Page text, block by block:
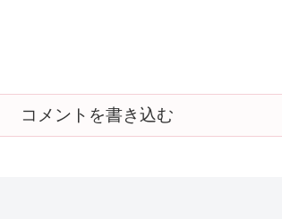
コメントを書き込む